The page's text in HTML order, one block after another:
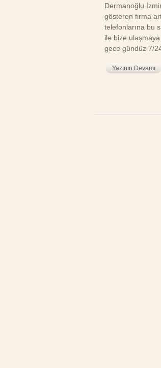
Dermanoğlu
gösteren firma
telefonlarına bu
ile bize
gece gündüz 7/
Yazının Devamı